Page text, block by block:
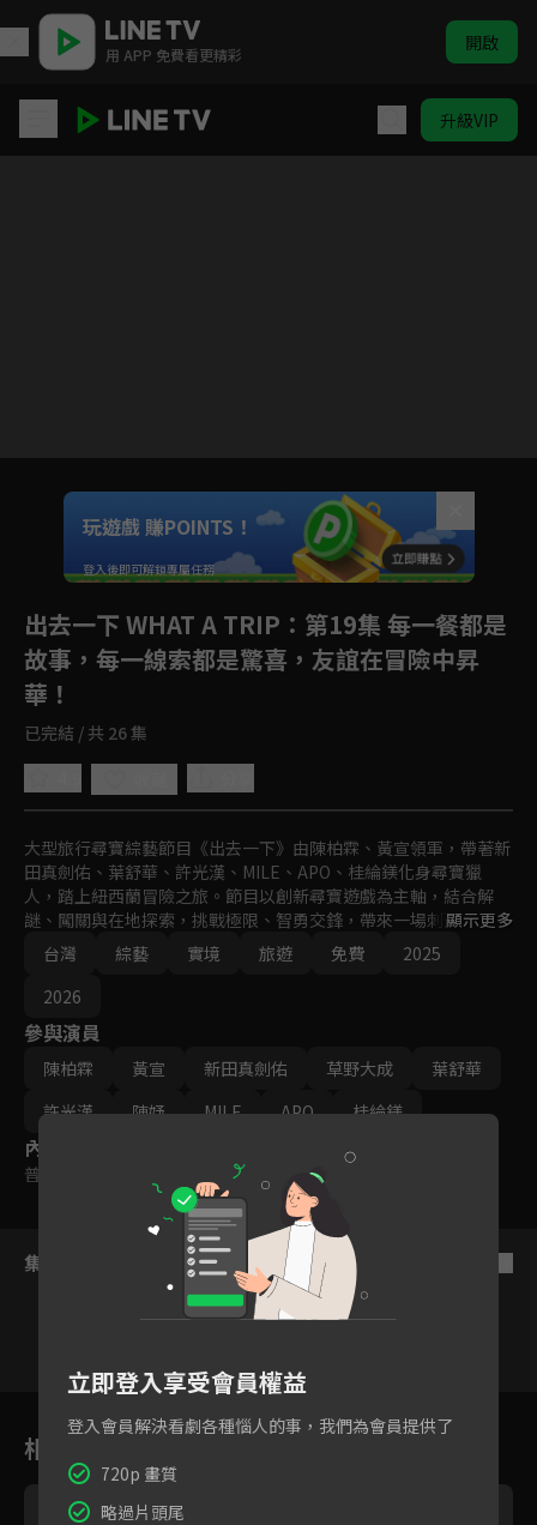
用 APP 免費看更精彩 開啟
升級VIP
Unmute
如有不便請見諒
玩遊戲 賺POINTS！
登入後即可解鎖專屬任務
出去一下 WHAT A TRIP ：第19集 每一餐都是
故事，每一線索都是驚喜，友誼在冒險中昇
華！
已完結 / 共 26 集
大型旅行尋寶綜藝節目《出去一下》由陳柏霖、黃宣領軍，帶著新
田真劍佑、葉舒華、許光漢、MILE、APO、桂綸鎂化身尋寶獵
人，踏上紐西蘭冒險之旅。節目以創新尋寶遊戲為主軸，結合解
謎、闖關與在地探索，挑戰極限、智勇交鋒，帶來一場刺激又知性
的旅遊新體驗。
顯示更多
台灣
綜藝 實境 旅遊 免費
2025
2026
參與演員
陳柏霖 黃宣 新田真劍佑 草野大成
葉舒華
許光漢
陳妤 MILE APO 桂綸鎂
內容標籤
普遍級
集數列表
18 19 20 21
相關花絮
立即登入享受會員權益
登入會員解決看劇各種惱人的事，我們為會員提供了
720p 畫質
略過片頭尾